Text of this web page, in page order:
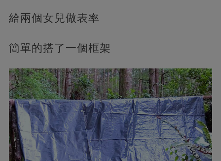
給兩個女兒做表率
簡單的搭了一個框架